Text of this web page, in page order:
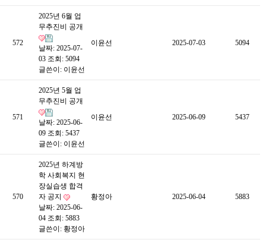
572
2025년 6월 업
무추진비 공개
날짜: 2025-07-
03 조회: 5094
글쓴이: 이윤선
이윤선 2025-07-03 5094
571
2025년 5월 업
무추진비 공개
날짜: 2025-06-
09 조회: 5437
글쓴이: 이윤선
이윤선 2025-06-09 5437
570
2025년 하계방
학 사회복지 현
장실습생 합격
자 공지
날짜: 2025-06-
04 조회: 5883
글쓴이: 황정아
황정아 2025-06-04 5883